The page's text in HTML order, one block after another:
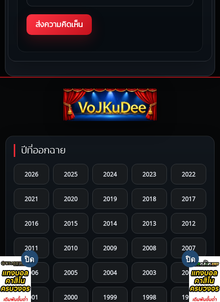
ปีที่ออกฉาย
2026 2025 2024 2023 2022
2021 2020 2019 2018 2017
2016 2015 2014 2013 2012
2011 2010 2009 2008 2007
2006 2005 2004 2003 2002
2001 2000 1999 1998 1997